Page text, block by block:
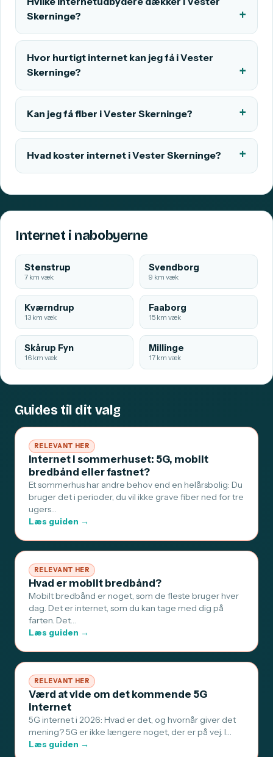
Skerninge?
Hvor hurtigt internet kan jeg få i Vester
Skerninge?
Kan jeg få fiber i Vester Skerninge?
Hvad koster internet i Vester Skerninge?
Internet i nabobyerne
Stenstrup
7 km væk
Svendborg
9 km væk
Kværndrup
13 km væk
Faaborg
15 km væk
Skårup Fyn
16 km væk
Millinge
17 km væk
Guides til dit valg
RELEVANT HER
Internet i sommerhuset: 5G, mobilt
bredbånd eller fastnet?
Et sommerhus har andre behov end en helårsbolig: Du
bruger det i perioder, du vil ikke grave fiber ned for tre
ugers…
Læs guiden →
RELEVANT HER
Hvad er mobilt bredbånd?
Mobilt bredbånd er noget, som de fleste bruger hver
dag. Det er internet, som du kan tage med dig på
farten. Det…
Læs guiden →
RELEVANT HER
Værd at vide om det kommende 5G
internet
5G internet i 2026: Hvad er det, og hvornår giver det
mening? 5G er ikke længere noget, der er på vej. I…
Læs guiden →